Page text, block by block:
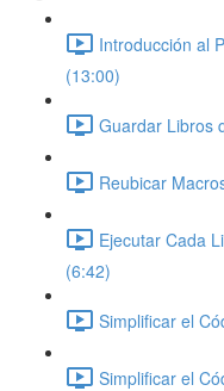
Introducción al
(13:00)
Guardar Libros
Reubicar
Ejecutar Cada
(6:42)
Simplificar el
Simplificar el